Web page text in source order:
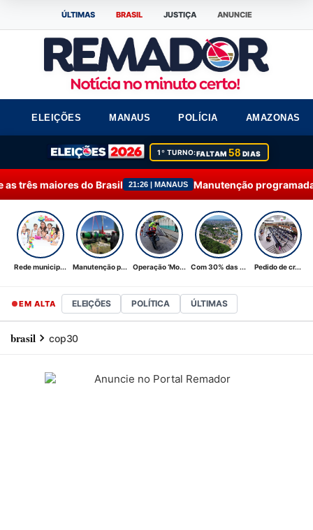
ÚLTIMAS BRASIL JUSTIÇA ANUNCIE
ELEIÇÕES MANAUS POLÍCIA AMAZONAS
1º TURNO:FALTAM58 DIAS
21:26 | MANAUS Manutenção programada na Ponta do Ismael
Rede municip... Manutenção p... Operação ‘Mo... Com 30% das ... Pedido de cr...
EM ALTA ELEIÇÕES POLÍTICA ÚLTIMAS
brasil cop30